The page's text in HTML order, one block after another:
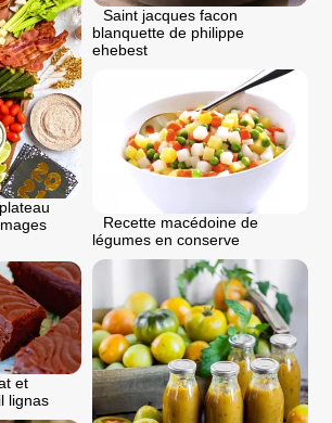
Saint jacques facon
blanquette de philippe
ehebest
Recette macédoine de
légumes en conserve
et
lignas